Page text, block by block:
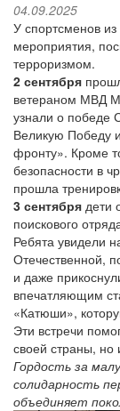
04.09.2025
У спортсменов
мероприятия,
терроризмом.
2 сентября
ветераном МВД
узнали о победе
Великую Победу
фронту». Кроме
безопасности в
прошла
3 сентября дети
поискового
Ребята увидели
Отечественной,
и даже
впечатляющим
«Катюши»,
Эти встречи
своей страны, но
Гордость за
солидарность
объединяет